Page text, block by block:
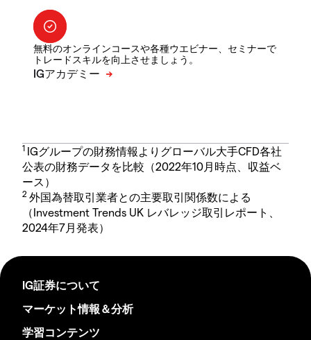
無料のオンラインコースや各種ウエビナー、セミナーで
トレードスキルを向上させましょう。
1 IGグループの財務情報よりグローバル大手CFD各社
公表の財務データを比較（2022年10月時点、収益ベ
ース）
2 外国為替取引業者との主要取引関係数による
（Investment Trends UK レバレッジ取引レポート、
2024年7月発表）
IG証券について
マーケット情報＆分析
学習コンテンツ